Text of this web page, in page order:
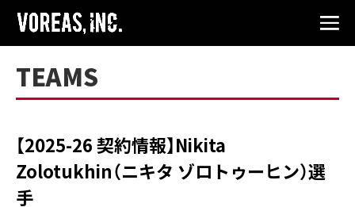
TEAMS
【2025-26 契約情報】Nikita
Zolotukhin（ニキタ ゾロトゥーヒン）選
手